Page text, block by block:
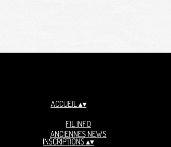
ACCUEIL▴▾
FIL INFO
ANCIENNES NEWS
INSCRIPTIONS ▴▾